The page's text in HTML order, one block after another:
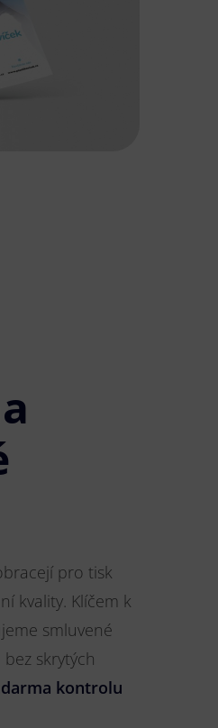
pro tisk
kvality. Klíčem k
smluvené
skrytých
kontrolu